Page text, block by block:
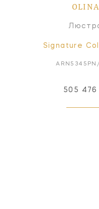
OLINA
Signature
505 476